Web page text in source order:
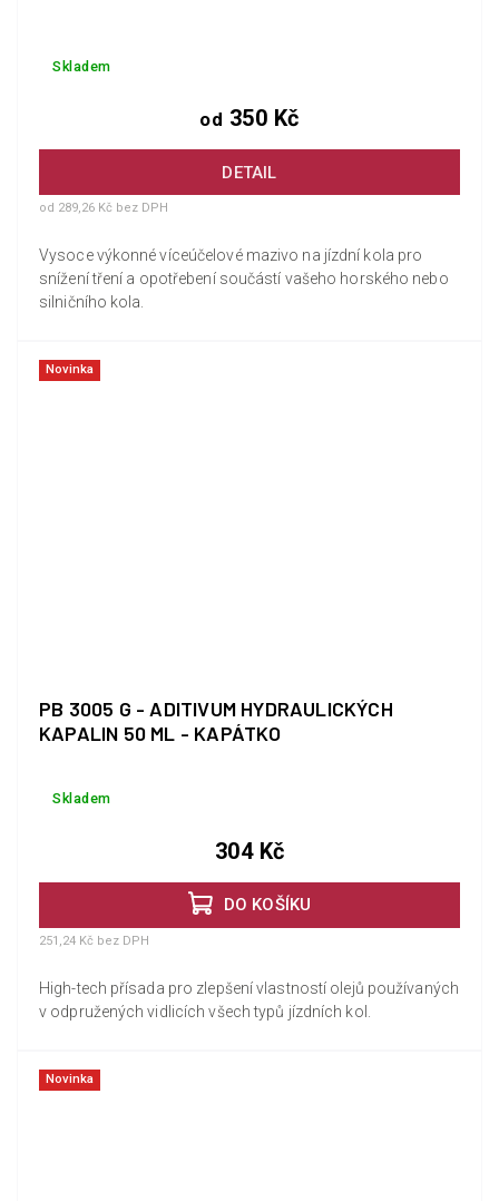
Skladem
DETAIL
od 289,26 Kč bez DPH
od 350 Kč
Vysoce výkonné víceúčelové mazivo na jízdní kola pro
snížení tření a opotřebení součástí vašeho horského nebo
silničního kola.
Novinka
PB 3005 G - ADITIVUM HYDRAULICKÝCH
KAPALIN 50 ML - KAPÁTKO
Skladem
DO KOŠÍKU
251,24 Kč bez DPH
304 Kč
High-tech přísada pro zlepšení vlastností olejů používaných
v odpružených vidlicích všech typů jízdních kol.
Novinka